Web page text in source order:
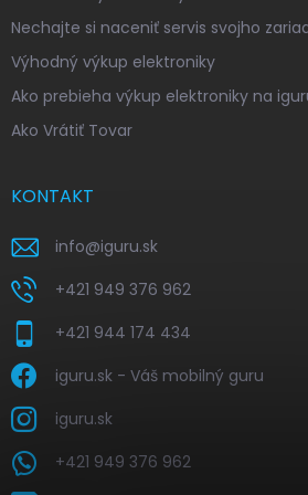
Nechajte si naceniť servis svojho
Výhodný výkup elektroniky
Ako prebieha výkup elektroniky na
Ako Vrátiť Tovar
KONTAKT
info@iguru.sk
+421 949 376 962
+421 944 174 434
iguru.sk - Váš mobilný guru
iguru.sk
+421 949 376 962